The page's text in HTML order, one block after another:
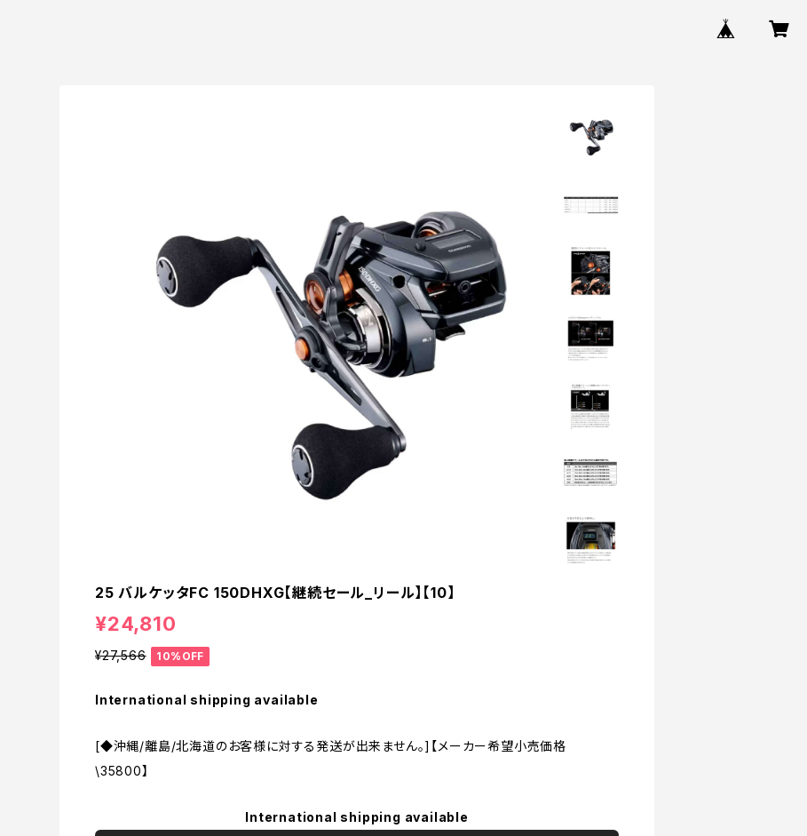
25 バルケッタFC 150DHXG【継続セール_リール】【10】
¥24,810
¥27,566 10%OFF
International shipping available
[◆沖縄/離島/北海道のお客様に対する発送が出来ません。]【メーカー希望小売価格
\35800】
International shipping available